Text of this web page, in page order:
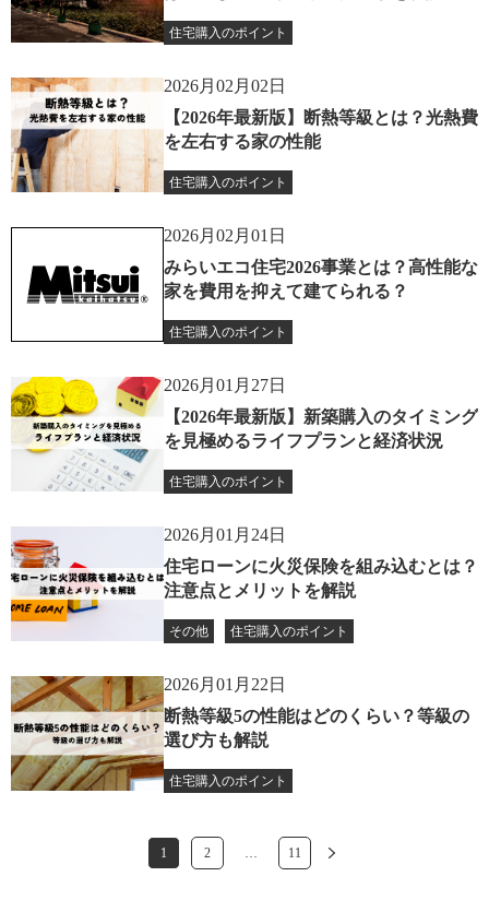
住宅購入のポイント
2026月02月02日
【2026年最新版】断熱等級とは？光熱費
を左右する家の性能
住宅購入のポイント
2026月02月01日
みらいエコ住宅2026事業とは？高性能な
家を費用を抑えて建てられる？
住宅購入のポイント
2026月01月27日
【2026年最新版】新築購入のタイミング
を見極めるライフプランと経済状況
住宅購入のポイント
2026月01月24日
住宅ローンに火災保険を組み込むとは？
注意点とメリットを解説
その他 住宅購入のポイント
2026月01月22日
断熱等級5の性能はどのくらい？等級の
選び方も解説
住宅購入のポイント
1 2 … 11